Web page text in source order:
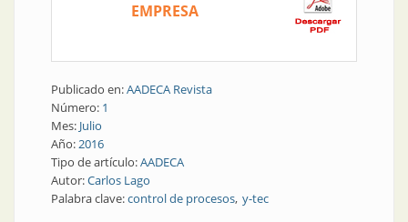
EMPRESA
Publicado en:AADECA Revista
Número: 1
Mes: Julio
Año:2016
Tipo de artículo:AADECA
Autor:Carlos Lago
Palabra clave:control de procesos y-tec